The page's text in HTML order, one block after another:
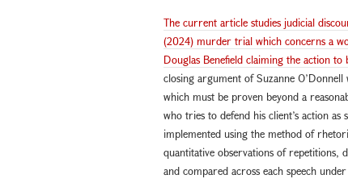
The current article studies judicial
(2024) murder trial which concerns a
Douglas Benefield claiming the action to
closing argument of Suzanne
which must be proven beyond a
who tries to defend his client’s action as
implemented using the method of
quantitative observations of repetitions,
and compared across each speech